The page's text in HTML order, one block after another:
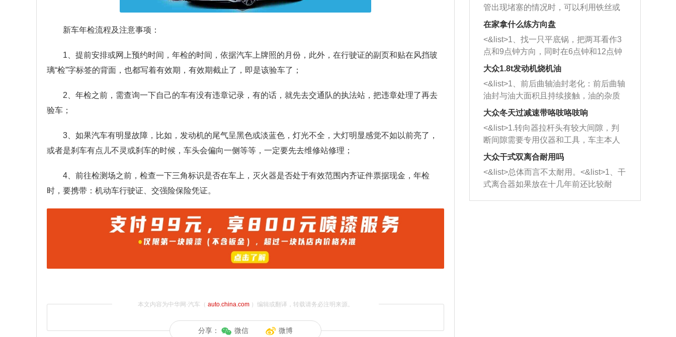
新车年检流程及注意事项：
1、提前安排或网上预约时间，年检的时间，依据汽车上牌照的月份，此外，在行驶证的副页和贴在风挡玻
璃“检”字标签的背面，也都写着有效期，有效期截止了，即是该验车了；
2、年检之前，需查询一下自己的车有没有违章记录，有的话，就先去交通队的执法站，把违章处理了再去
验车；
3、如果汽车有明显故障，比如，发动机的尾气呈黑色或淡蓝色，灯光不全，大灯明显感觉不如以前亮了，
或者是刹车有点儿不灵或刹车的时候，车头会偏向一侧等等，一定要先去维修站修理；
4、前往检测场之前，检查一下三角标识是否在车上，灭火器是否处于有效范围内齐证件票据现金，年检
时，要携带：机动车行驶证、交强险保险凭证。
本文内容为中华网·汽车（ auto.china.com）编辑或翻译，转载请务必注明来源。
分享： 微信 微博
管出现堵塞的情况时，可以利用铁丝或
者是细棍，直接将杂物给取出来，如果
堵塞情况比较严重，也可以采取应急措
施。 <&list>2、直接利用木棍将所有的
杂物推到排气管里面的位置处，然后将
三元催化器拆解开，就可以将堵塞的东
西取出来。但如果是因为积碳过多引起
的堵塞，就需要将三元催化器泡在草酸
洗剂对堵塞的情况得到解决，将清洗剂
放在燃油箱中，与燃油混合后，车辆启
动时，就可以和汽油一起进入到燃烧
室，最后形成废气排出，就可以让三元
催化器得到清洗，排气管堵塞的情况就
能够得到解决。
在家拿什么练方向盘
<&list>1、找一只平底锅，把两耳看作3
点和9点钟方向，同时在6点钟和12点钟
方向做一个标记。 <&list>2、双手握住
一圈半的练习，往右同样也要打相同的
圈数。 <&list>3、最后强调要反复练
习，这样就可以形成肌肉记忆，在真实
驾驶车辆时，不需要记忆也能打好方
向。
大众1.8t发动机烧机油
<&list>1、前后曲轴油封老化：前后曲轴
油封与油大面积且持续接触，油的杂质
和发动机内持续温度变化使其密封效果
逐渐减弱，导致渗油或漏油。<&list>2、
活塞间隙过大：积碳会使活塞环与缸体
的间隙扩大，导致机油流入燃烧室中，
造成烧机油。<&list>3、机油粘度。使用
机油粘度过小的话，同样会有烧机油现
象，机油粘度过小具有很好的流动性，
大众冬天过减速带咯吱咯吱响
<&list>1.转向器拉杆头有较大间隙，判
断间隙需要专用仪器和工具，车主本人
无法制作，需要将车辆送到修理厂或4s
店；<&list>2.车辆半轴套管防尘罩破
裂，破裂后会出现漏油现象，使半轴磨
损严重，磨损的半轴容易损坏，产生异
响；<&list>3.稳定器的转向胶套和球头
大众干式双离合耐用吗
<&list>总体而言不太耐用。<&list>1、干
式离合器如果放在十几年前还比较耐